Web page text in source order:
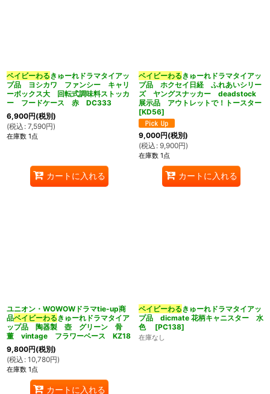
ベイビーわる きゅーれドラマタイアッ
プ品 ヨシカワ ファンシー キャリ
ーボックス大 回転式調味料ストッカ
ー フードケース 赤 DC333
6,900円(税別)
(税込 : 7,590円)
在庫数 1点
カートに入れる
ベイビーわる きゅーれドラマタイアッ
プ品 ホクセイ日経 ふれあいシリー
ズ ヤングスナッカー deadstock
展示品 アウトレットで！トースター
[KD56]
9,000円(税別)
(税込 : 9,900円)
在庫数 1点
カートに入れる
ユニオン・WOWOWドラマtie-up商
品ベイビーわる きゅーれドラマタイア
ップ品 陶器製 壺 グリーン 骨
董 vintage フラワーベース KZ18
9,800円(税別)
(税込 : 10,780円)
在庫数 1点
カートに入れる
ベイビーわる きゅーれドラマタイアッ
プ品 dicmate 花柄キャニスター 水
色
[PC138]
在庫なし